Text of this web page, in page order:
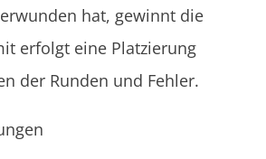
hat, gewinnt die
erfolgt eine Platzierung
der Runden und Fehler.